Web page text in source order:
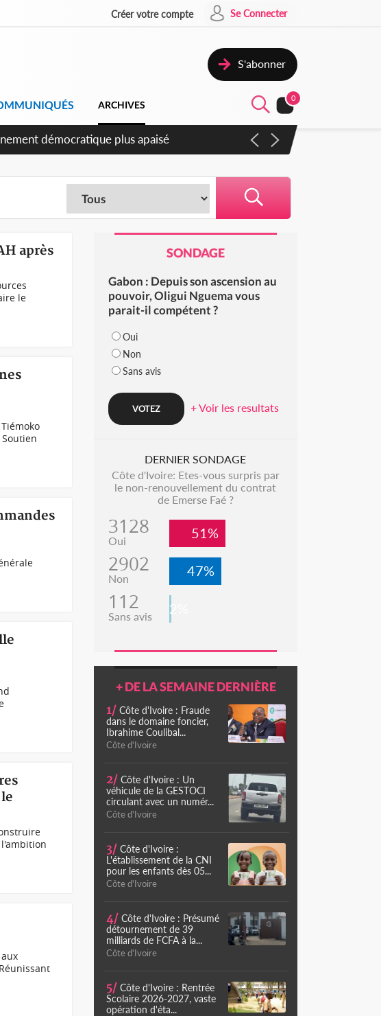
Créer votre compte Se Connecter
S'abonner
ARCHIVES
0
à compter du samedi
après
le
SONDAGE
Gabon : Depuis son ascension au
pouvoir, Oligui Nguema vous
parait-il compétent ?
Oui
Non
Sans avis
+ Voir les resultats
DERNIER SONDAGE
Côte d'Ivoire: Etes-vous surpris par
le non-renouvellement du contrat
de Emerse Faé ?
3128
Oui 51%
2902
Non 47%
112
Sans avis 2%
+ DE LA SEMAINE DERNIÈRE
1/ Côte d'Ivoire : Fraude
dans le domaine foncier,
Ibrahime Coulibal...
Côte d'Ivoire
2/ Côte d'Ivoire : Un
véhicule de la GESTOCI
circulant avec un numér...
Côte d'Ivoire
3/ Côte d'Ivoire :
L'établissement de la CNI
pour les enfants dès 05...
Côte d'Ivoire
4/ Côte d'Ivoire : Présumé
détournement de 39
milliards de FCFA à la...
Côte d'Ivoire
5/ Côte d'Ivoire : Rentrée
Scolaire 2026-2027, vaste
opération d'éta...